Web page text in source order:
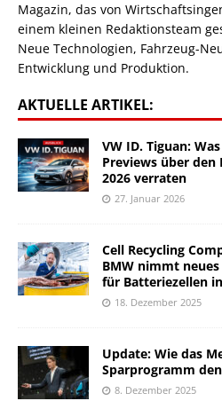
Magazin, das von
einem kleinen Redaktionsteam
Neue Technologien, Fahrzeug-
Entwicklung und Produktion.
AKTUELLE ARTIKEL:
VW ID. Tiguan:
Previews über den
2026 verraten
27. Januar 2026
Cell Recycling
BMW nimmt
für Batteriezellen
18. Dezember 2025
Update: Wie das
Sparprogramm
8. Dezember 2025